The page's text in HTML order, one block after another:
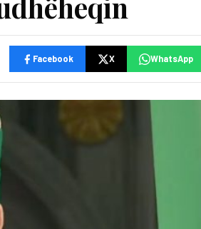
Facebook X WhatsApp